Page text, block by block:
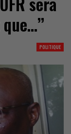
POLITIQUE